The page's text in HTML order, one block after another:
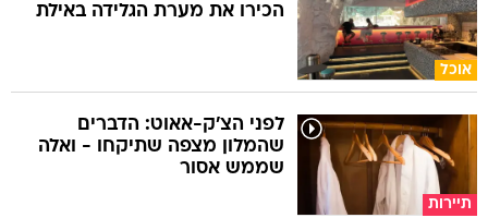
אוכל
הכירו את מערת הגלידה באילת
תיירות
לפני הצ'ק-אאוט: הדברים
שהמלון מצפה שתיקחו - ואלה
שממש אסור